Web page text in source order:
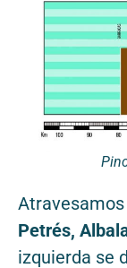
Petrés,
izquierda se